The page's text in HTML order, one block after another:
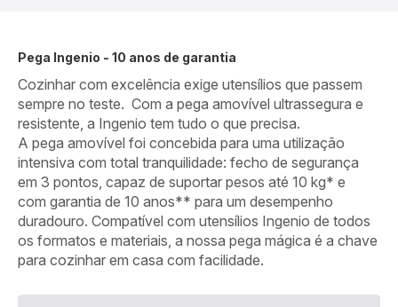
Pega Ingenio - 10 anos de garantia
Cozinhar com excelência exige utensílios que passem
sempre no teste. Com a pega amovível ultrassegura e
resistente, a Ingenio tem tudo o que precisa.
A pega amovível foi concebida para uma utilização
intensiva com total tranquilidade: fecho de segurança
em 3 pontos, capaz de suportar pesos até 10 kg* e
com garantia de 10 anos** para um desempenho
duradouro. Compatível com utensílios Ingenio de todos
os formatos e materiais, a nossa pega mágica é a chave
para cozinhar em casa com facilidade.